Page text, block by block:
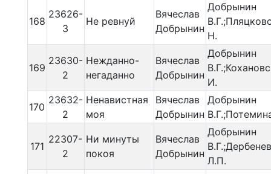
168
23626-
3
Не ревнуй
Вячеслав
Добрынин
Добрынин
Н.
169
23630-
2
Нежданно-
негаданно
Вячеслав
Добрынин
Добрынин
И.
170
23632-
2
Ненавистная
моя
Вячеслав
Добрынин
Добрынин
171
22307-
2
Ни минуты
покоя
Вячеслав
Добрынин
Добрынин
В.Г.;Дербенев
Л.П.